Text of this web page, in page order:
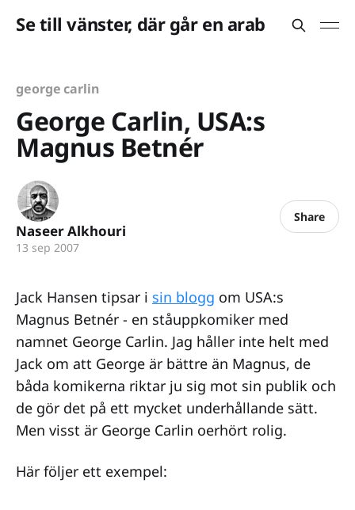
Se till vänster, där går en arab
george carlin
George Carlin, USA:s
Magnus Betnér
Naseer Alkhouri
13 sep 2007
Share
Jack Hansen tipsar i sin blogg om USA:s
Magnus Betnér - en ståuppkomiker med
namnet George Carlin. Jag håller inte helt med
Jack om att George är bättre än Magnus, de
båda komikerna riktar ju sig mot sin publik och
de gör det på ett mycket underhållande sätt.
Men visst är George Carlin oerhört rolig.
Här följer ett exempel: